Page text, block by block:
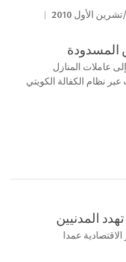
المسدودة
عاملات المنازل
عبر نظام الكفالة الكويتي
المدنيين
عمدا